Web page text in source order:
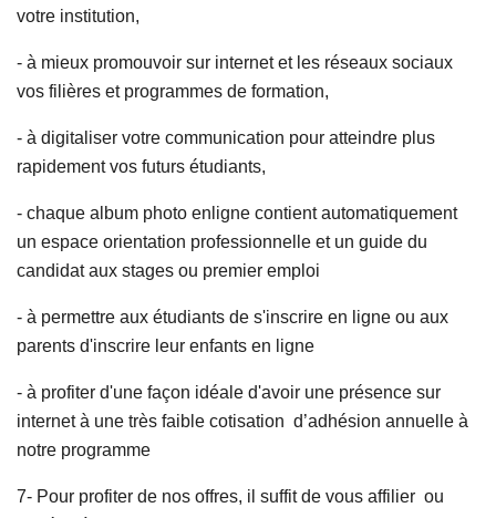
votre institution,
- à mieux promouvoir sur internet et les réseaux sociaux
vos filières et programmes de formation,
- à digitaliser votre communication pour atteindre plus
rapidement vos futurs étudiants,
- chaque album photo enligne contient automatiquement
un espace orientation professionnelle et un guide du
candidat aux stages ou premier emploi
- à permettre aux étudiants de s'inscrire en ligne ou aux
parents d'inscrire leur enfants en ligne
- à profiter d'une façon idéale d'avoir une présence sur
internet à une très faible cotisation d’adhésion annuelle à
notre programme
7- Pour profiter de nos offres, il suffit de vous affilier ou